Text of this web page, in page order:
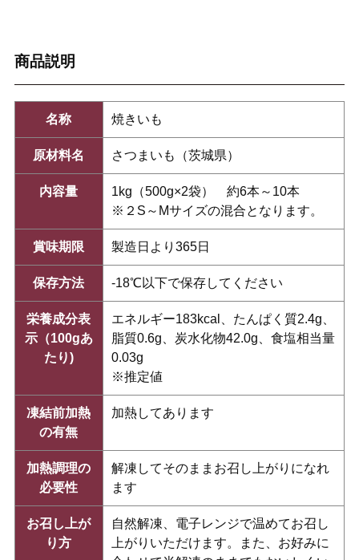
商品説明
名称 焼きいも
原材料名 さつまいも（茨城県）
内容量
1kg（500g×2袋） 約6本～10本
※２S～Mサイズの混合となります。
賞味期限 製造日より365日
保存方法 -18℃以下で保存してください
栄養成分表
示（100gあ
たり)
エネルギー183kcal、たんぱく質2.4g、
脂質0.6g、炭水化物42.0g、食塩相当量
0.03g
※推定値
凍結前加熱
の有無
加熱してあります
加熱調理の
必要性
解凍してそのままお召し上がりになれ
ます
お召し上が
り方
自然解凍、電子レンジで温めてお召し
上がりいただけます。また、お好みに